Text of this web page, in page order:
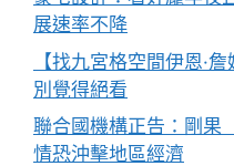
展速率不降
【找九宮格空間伊恩·
別覺得絕看
聯合國機構正告：剛果
情恐沖擊地區經濟